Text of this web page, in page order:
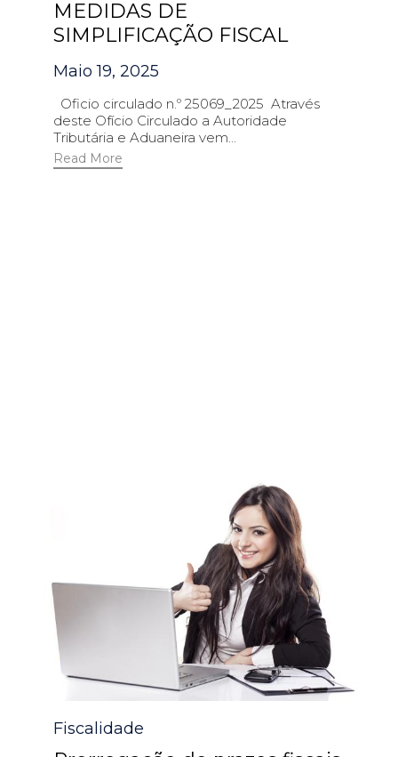
MEDIDAS DE
SIMPLIFICAÇÃO FISCAL
Maio 19, 2025
Oficio circulado n.º 25069_2025 Através
deste Ofício Circulado a Autoridade
Tributária e Aduaneira vem...
Read More
Category
Fiscalidade